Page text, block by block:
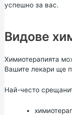
успешно за вас.
Видове
Химиотерапията
Вашите лекари ще
Най-често